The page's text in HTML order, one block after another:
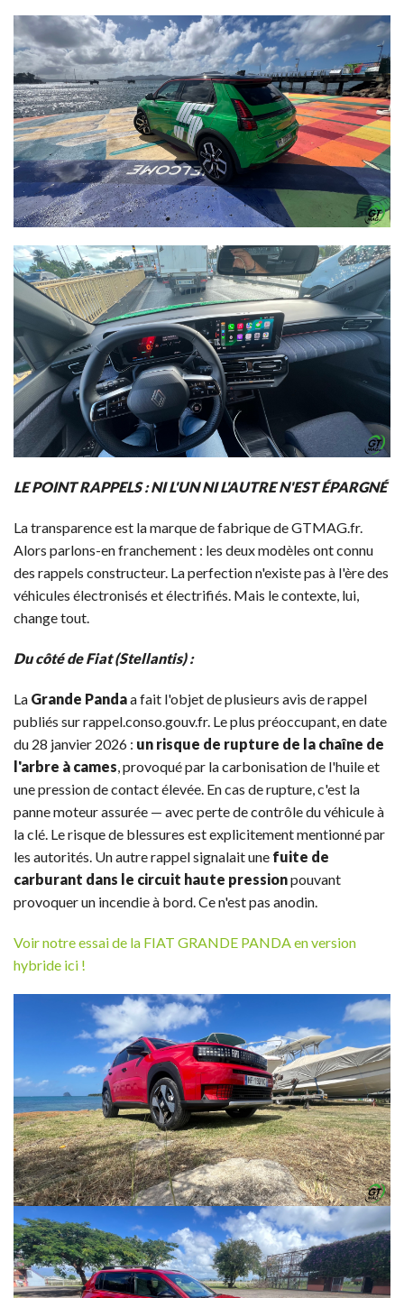
LE POINT RAPPELS : NI L'UN NI L'AUTRE N'EST ÉPARGNÉ
La transparence est la marque de fabrique de GTMAG.fr.
Alors parlons-en franchement : les deux modèles ont connu
des rappels constructeur. La perfection n'existe pas à l'ère des
véhicules électronisés et électrifiés. Mais le contexte, lui,
change tout.
Du côté de Fiat (Stellantis) :
La Grande Pandaa fait l'objet de plusieurs avis de rappel
publiés sur rappel.conso.gouv.fr. Le plus préoccupant, en date
du 28 janvier 2026 : un risque de rupture de la chaîne de
l'arbre à cames, provoqué par la carbonisation de l'huile et
une pression de contact élevée. En cas de rupture, c'est la
panne moteur assurée — avec perte de contrôle du véhicule à
la clé. Le risque de blessures est explicitement mentionné par
les autorités. Un autre rappel signalait une fuite de
carburant dans le circuit haute pressionpouvant
provoquer un incendie à bord. Ce n'est pas anodin.
Voir notre essai de la FIAT GRANDE PANDA en version
hybride ici !